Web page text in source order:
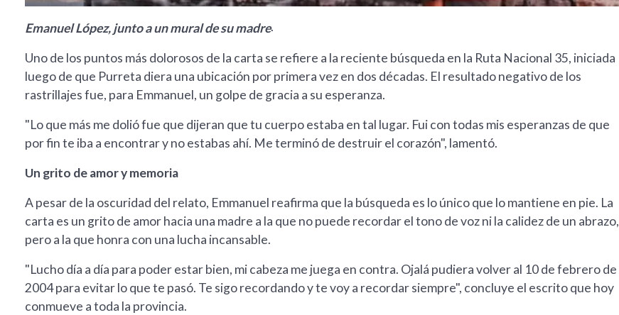
Emanuel López, junto a un mural de su madre.
Uno de los puntos más dolorosos de la carta se refiere a la reciente búsqueda en la Ruta Nacional 35, iniciada
luego de que Purreta diera una ubicación por primera vez en dos décadas. El resultado negativo de los
rastrillajes fue, para Emmanuel, un golpe de gracia a su esperanza.
"Lo que más me dolió fue que dijeran que tu cuerpo estaba en tal lugar. Fui con todas mis esperanzas de que
por fin te iba a encontrar y no estabas ahí. Me terminó de destruir el corazón", lamentó.
Un grito de amor y memoria
A pesar de la oscuridad del relato, Emmanuel reafirma que la búsqueda es lo único que lo mantiene en pie. La
carta es un grito de amor hacia una madre a la que no puede recordar el tono de voz ni la calidez de un abrazo,
pero a la que honra con una lucha incansable.
"Lucho día a día para poder estar bien, mi cabeza me juega en contra. Ojalá pudiera volver al 10 de febrero de
2004 para evitar lo que te pasó. Te sigo recordando y te voy a recordar siempre", concluye el escrito que hoy
conmueve a toda la provincia.